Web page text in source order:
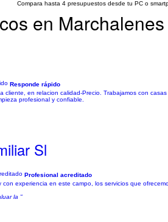
Compara hasta 4 presupuestos desde tu PC o
en
Responde rápido
en relacion calidad-Precio. Trabajamos con
profesional y confiable.
Sl
Profesional acreditado
experiencia en este campo, los servicios que
la "